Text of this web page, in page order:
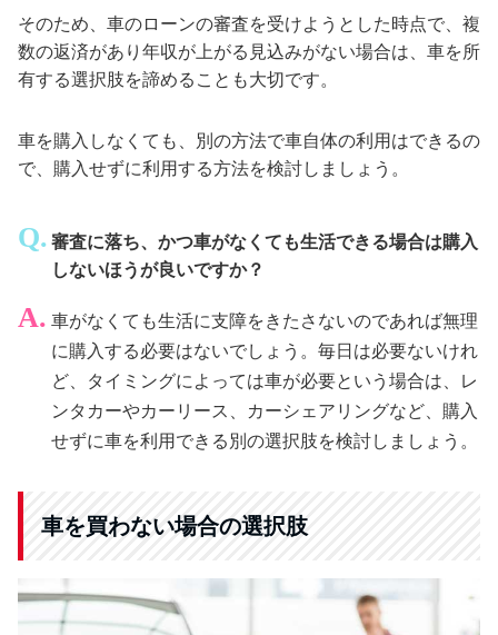
そのため、車のローンの審査を受けようとした時点で、複
数の返済があり年収が上がる見込みがない場合は、車を所
有する選択肢を諦めることも大切です。
車を購入しなくても、別の方法で車自体の利用はできるの
で、購入せずに利用する方法を検討しましょう。
審査に落ち、かつ車がなくても生活できる場合は購入
しないほうが良いですか？
車がなくても生活に支障をきたさないのであれば無理
に購入する必要はないでしょう。毎日は必要ないけれ
ど、タイミングによっては車が必要という場合は、レ
ンタカーやカーリース、カーシェアリングなど、購入
せずに車を利用できる別の選択肢を検討しましょう。
車を買わない場合の選択肢